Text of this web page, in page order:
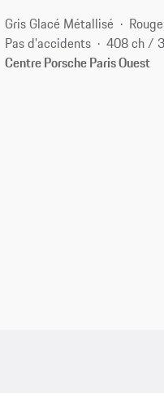
Gris Glacé Métallisé Rouge
Pas d'accidents
408 ch /
Centre Porsche Paris Ouest